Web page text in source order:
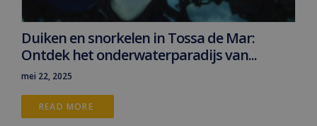
Duiken en snorkelen in Tossa de Mar:
Ontdek het onderwaterparadijs van...
mei 22, 2025
READ MORE